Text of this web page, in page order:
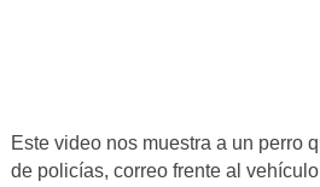
Este video nos muestra a un perro
de policías, correo frente al